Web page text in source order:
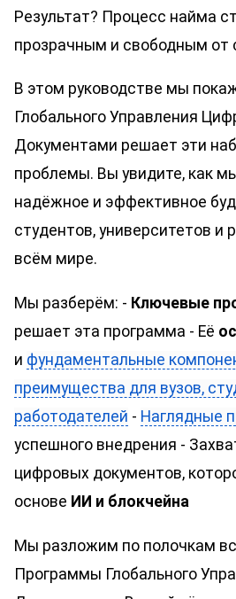
Результат? Процесс найма
прозрачным и свободным от
В этом руководстве мы
Глобального Управления
Документами решает эти
проблемы. Вы увидите, как
надёжное и эффективное
студентов, университетов и
всём мире.
Мы разберём: - Ключевые
решает эта программа - Её
и фундаментальные
преимущества для вузов,
работодателей - Наглядные
успешного внедрения -
цифровых документов,
основе ИИ и блокчейна
Мы разложим по полочкам
Программы Глобального